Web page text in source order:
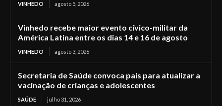
VINHEDO agosto 5, 2026
Vinhedo recebe maior evento cívico-militar da
América Latina entre os dias 14 e 16 de agosto
VINHEDO agosto 3, 2026
Secretaria de Saúde convoca pais para atualizar a
vacinação de crianças e adolescentes
SAÚDE julho 31, 2026